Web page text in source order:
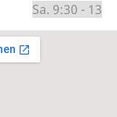
Sa. 9:30 - 13